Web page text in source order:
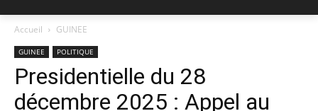
Accueil GUINEE
GUINEE POLITIQUE
Presidentielle du 28
décembre 2025 : Appel au